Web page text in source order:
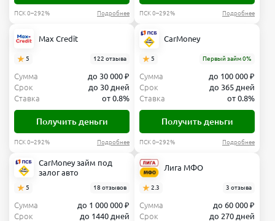
ПСК 0–292% Подробнее ПСК 0–292% Подробнее
Max Credit
5 122 отзыва
Сумма
до 30 000 ₽
Срок
до 30 дней
Ставка
от 0.8%
Получить деньги
ПСК 0–292% Подробнее
CarMoney
5 Первый займ 0%
Сумма
до 100 000 ₽
Срок
до 365 дней
Ставка
от 0.8%
Получить деньги
ПСК 0–292% Подробнее
CarMoney займ под
залог авто
5 18 отзывов
Сумма
до 1 000 000 ₽
Срок
до 1440 дней
Лига МФО
2.3 3 отзыва
Сумма
до 60 000 ₽
Срок
до 270 дней